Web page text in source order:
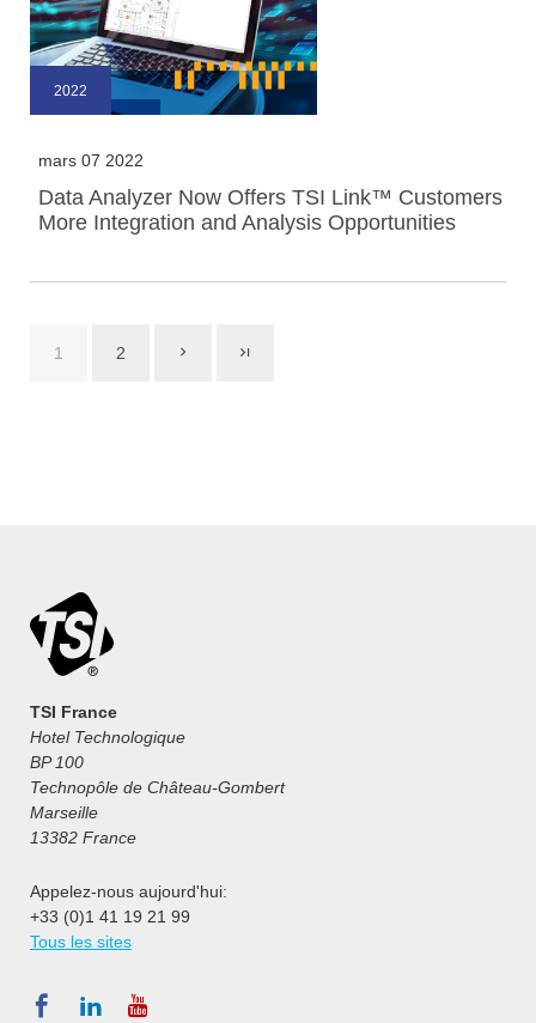
2022
mars 07 2022
Data Analyzer Now Offers TSI Link™ Customers
More Integration and Analysis Opportunities
1 2
TSI France
Hotel Technologique
BP 100
Technopôle de Château-Gombert
Marseille
13382 France
Appelez-nous aujourd'hui:
+33 (0)1 41 19 21 99
Tous les sites